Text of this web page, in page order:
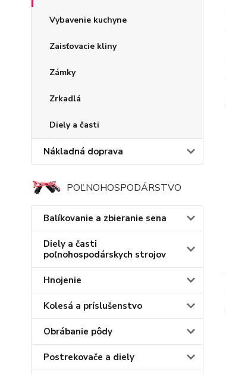
Vybavenie kuchyne
Zaisťovacie kliny
Zámky
Zrkadlá
Diely a časti
Nákladná doprava
POĽNOHOSPODÁRSTVO
Balíkovanie a zbieranie sena
Diely a časti
poľnohospodárskych strojov
Hnojenie
Kolesá a príslušenstvo
Obrábanie pôdy
Postrekovače a diely